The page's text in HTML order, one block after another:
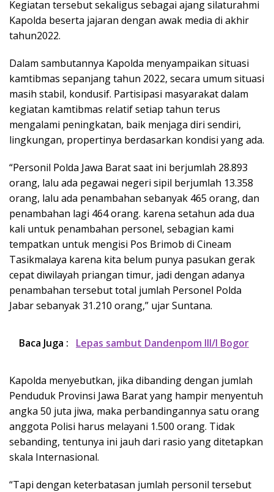
Kegiatan tersebut sekaligus sebagai ajang silaturahmi
Kapolda beserta jajaran dengan awak media di akhir
tahun2022.
Dalam sambutannya Kapolda menyampaikan situasi
kamtibmas sepanjang tahun 2022, secara umum situasi
masih stabil, kondusif. Partisipasi masyarakat dalam
kegiatan kamtibmas relatif setiap tahun terus
mengalami peningkatan, baik menjaga diri sendiri,
lingkungan, propertinya berdasarkan kondisi yang ada.
“Personil Polda Jawa Barat saat ini berjumlah 28.893
orang, lalu ada pegawai negeri sipil berjumlah 13.358
orang, lalu ada penambahan sebanyak 465 orang, dan
penambahan lagi 464 orang. karena setahun ada dua
kali untuk penambahan personel, sebagian kami
tempatkan untuk mengisi Pos Brimob di Cineam
Tasikmalaya karena kita belum punya pasukan gerak
cepat diwilayah priangan timur, jadi dengan adanya
penambahan tersebut total jumlah Personel Polda
Jabar sebanyak 31.210 orang,” ujar Suntana.
Baca Juga : Lepas sambut Dandenpom III/I Bogor
Kapolda menyebutkan, jika dibanding dengan jumlah
Penduduk Provinsi Jawa Barat yang hampir menyentuh
angka 50 juta jiwa, maka perbandingannya satu orang
anggota Polisi harus melayani 1.500 orang. Tidak
sebanding, tentunya ini jauh dari rasio yang ditetapkan
skala Internasional.
“Tapi dengan keterbatasan jumlah personil tersebut